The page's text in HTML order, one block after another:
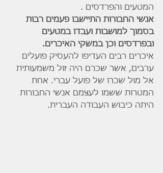
המטעים והפרדסים .
אנשי החבורות התיישבו פעמים רבות
בסמוך למושבות ועבדו במטעים
ובפרדסים וכן במשקי האיכרים.
איכרים רבים העדיפו להעסיק פועלים
ערבים, אשר שכרם היה זול משמעותית
אל מול שכרו של פועל עברי. אחת
המטרות ששמו לעצמם אנשי החבורות
היתה כיבוש העבודה העברית.